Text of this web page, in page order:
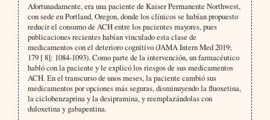
Afortunadamente, era una paciente de Kaiser Permanente Northwest,
con sede en Portland, Oregon, donde los clínicos se habían propuesto
reducir el consumo de ACH entre los pacientes mayores, pues
publicaciones recientes habían vinculado esta clase de
medicamentos con el deterioro cognitivo (JAMA Intern Med 2019;
179 [ 8]: 1084-1093). Como parte de la intervención, un farmacéutico
habló con la paciente y le explicó los riesgos de sus medicamentos
ACH. En el transcurso de unos meses, la paciente cambió sus
medicamentos por opciones más seguras, disminuyendo la fluoxetina,
la ciclobenzaprina y la desipramina, y reemplazándolas con
duloxetina y gabapentina.